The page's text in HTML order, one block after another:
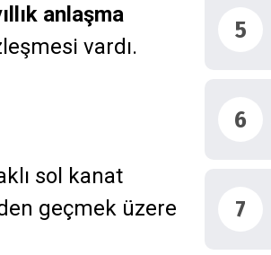
anlaşma
vardı.
sol kanat
geçmek üzere
5
6
7